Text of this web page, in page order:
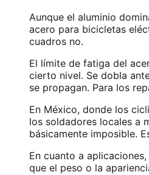
Aunque el aluminio
acero para bicicletas
cuadros no.
El límite de fatiga del
cierto nivel. Se dobla
se propagan. Para los
En México, donde los
los soldadores locales a
básicamente imposible.
En cuanto a
que el peso o la